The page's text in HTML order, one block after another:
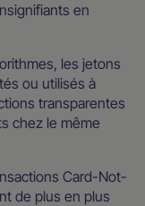
en
les jetons
ou utilisés à
transparentes
chez le même
Card-Not-
de plus en plus